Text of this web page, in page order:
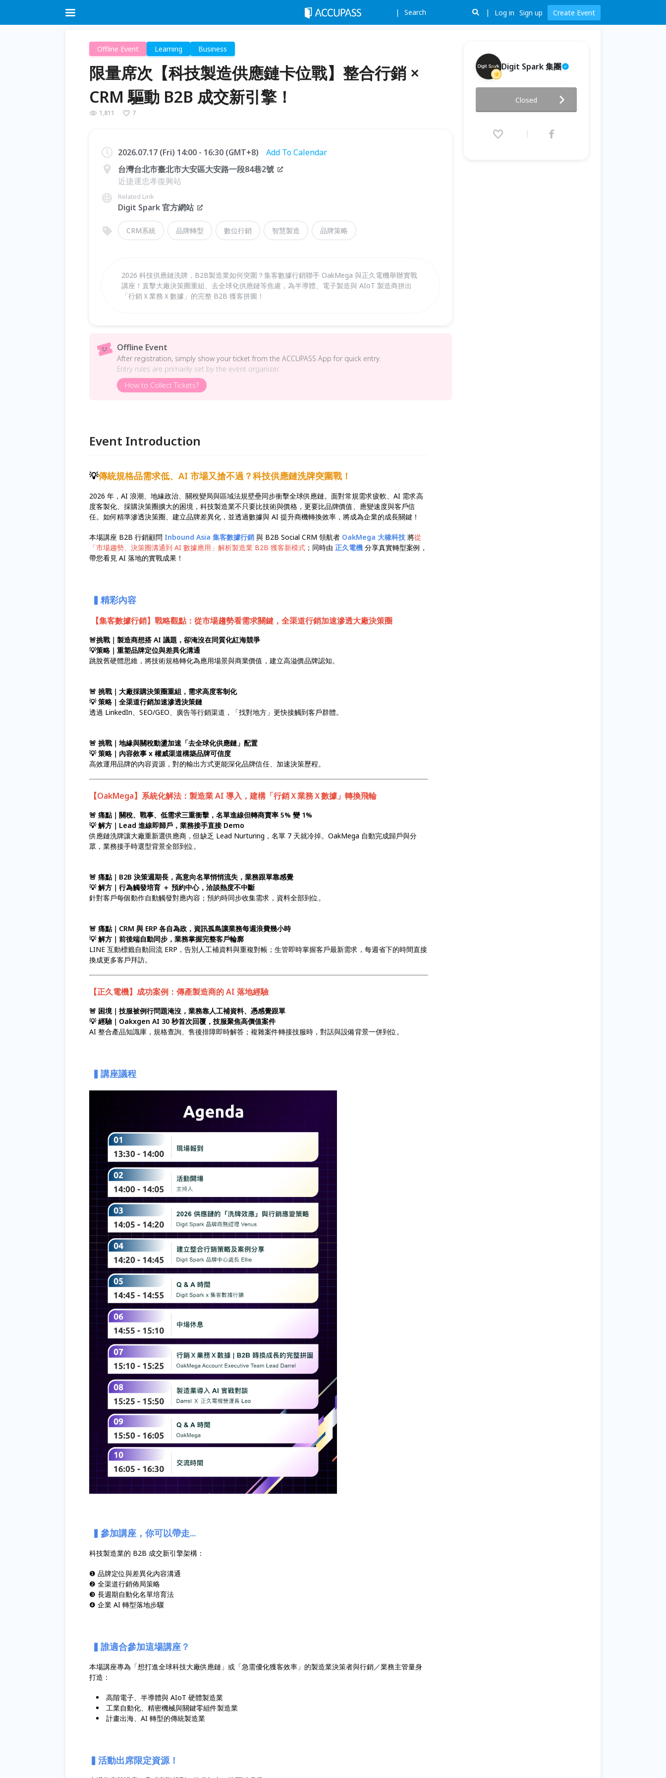
Search Log in Sign up Create Event
Offline Event Learning Business
限量席次【科技製造供應鏈卡位戰】整合行銷 ×
CRM 驅動 B2B 成交新引擎！
1,811 7
2026.07.17 (Fri) 14:00 - 16:30 (GMT+8)
Add To Calendar
台灣台北市臺北市大安區大安路一段84巷2號
近捷運忠孝復興站
Related Link
Digit Spark 官方網站
CRM系統 品牌轉型 數位行銷 智慧製造 品牌策略
2026 科技供應鏈洗牌，B2B製造業如何突圍？集客數據行銷聯手 OakMega 與正久電機舉辦實戰
講座！直擊大廠決策圈重組、去全球化供應鏈等焦慮，為半導體、電子製造與 AIoT 製造商拼出
「行銷Ｘ業務Ｘ數據」的完整 B2B 獲客拼圖！
Offline Event
After registration, simply show your ticket from the ACCUPASS App for quick entry.
Entry rules are primarily set by the event organizer.
How to Collect Tickets?
Event Introduction
💡傳統規格品需求低、AI 市場又搶不過？科技供應鏈洗牌突圍戰！
2026 年，AI 浪潮、地緣政治、關稅變局與區域法規壁壘同步衝擊全球供應鏈。面對常規需求疲軟、AI 需求高
度客製化、採購決策圈擴大的困境，科技製造業不只要比技術與價格，更要比品牌價值、應變速度與客戶信
任。如何精準滲透決策圈、建立品牌差異化，並透過數據與 AI 提升商機轉換效率，將成為企業的成長關鍵！
本場講座 B2B 行銷顧問 Inbound Asia 集客數據行銷 與 B2B Social CRM 領航者 OakMega 大橡科技 將從
「市場趨勢、決策圈溝通到 AI 數據應用」解析製造業 B2B 獲客新模式 ；同時由 正久電機 分享真實轉型案例，
帶您看見 AI 落地的實戰成果！
▍精彩內容
【集客數據行銷】戰略觀點：從市場趨勢看需求關鍵，全渠道行銷加速滲透大廠決策圈
🚨挑戰｜製造商想搭 AI 議題，卻淹沒在同質化紅海競爭
💡策略｜重塑品牌定位與差異化溝通
跳脫舊硬體思維，將技術規格轉化為應用場景與商業價值，建立高溢價品牌認知。
🚨 挑戰｜大廠採購決策圈重組，需求高度客制化
💡 策略｜全渠道行銷加速滲透決策鏈
透過 LinkedIn、SEO/GEO、廣告等行銷渠道，「找對地方」更快接觸到客戶群體。
🚨 挑戰｜地緣與關稅動盪加速「去全球化供應鏈」配置
💡 策略｜內容敘事 x 權威渠道構築品牌可信度
高效運用品牌的內容資源，對的輸出方式更能深化品牌信任、加速決策歷程。
【OakMega】系統化解法：製造業 AI 導入，建構「行銷Ｘ業務Ｘ數據」轉換飛輪
🚨 痛點｜關稅、戰事、低需求三重衝擊，名單進線但轉商賣率 5% 變 1%
💡 解方｜Lead 進線即歸戶，業務接手直接 Demo
供應鏈洗牌讓大廠重新選供應商，但缺乏 Lead Nurturing，名單 7 天就冷掉。OakMega 自動完成歸戶與分
眾，業務接手時選型背景全部到位。
🚨 痛點｜B2B 決策週期長，高意向名單悄悄流失，業務跟單靠感覺
💡 解方｜行為觸發培育 ＋ 預約中心，洽談熱度不中斷
針對客戶每個動作自動觸發對應內容；預約時同步收集需求，資料全部到位。
🚨 痛點｜CRM 與 ERP 各自為政，資訊孤島讓業務每週浪費幾小時
💡 解方｜前後端自動同步，業務掌握完整客戶輪廓
LINE 互動標籤自動回流 ERP，告別人工補資料與重複對帳；生管即時掌握客戶最新需求，每週省下的時間直接
換成更多客戶拜訪。
【正久電機】成功案例：傳產製造商的 AI 落地經驗
🚨 困境｜技服被例行問題淹沒，業務靠人工補資料、憑感覺跟單
💡 經驗｜Oakxgen AI 30 秒首次回覆，技服聚焦高價值案件
AI 整合產品知識庫，規格查詢、售後排障即時解答；複雜案件轉接技服時，對話與設備背景一併到位。
▍講座議程
▍參加講座，你可以帶走...
科技製造業的 B2B 成交新引擎架構：
❶ 品牌定位與差異化內容溝通
❷ 全渠道行銷佈局策略
❸ 長週期自動化名單培育法
❹ 企業 AI 轉型落地步驟
▍誰適合參加這場講座？
本場講座專為「想打進全球科技大廠供應鏈」或「急需優化獲客效率」的製造業決策者與行銷／業務主管量身
打造：
高階電子、半導體與 AIoT 硬體製造業
工業自動化、精密機械與關鍵零組件製造業
計畫出海、AI 轉型的傳統製造業
▍活動出席限定資源！
Digit Spark 集團
戰】整合行銷 × CRM 驅動 B2B
成交新引擎！
(GMT+8)
Closed